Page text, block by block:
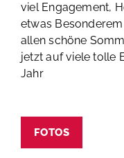
viel Engagement,
etwas
allen schöne
jetzt auf viele tolle
Jahr
FOTOS